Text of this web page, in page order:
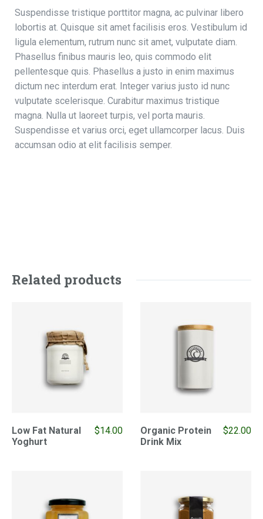
Suspendisse tristique porttitor magna, ac pulvinar libero
lobortis at. Quisque sit amet facilisis eros. Vestibulum id
ligula elementum, rutrum nunc sit amet, vulputate diam.
Phasellus finibus mauris leo, quis commodo elit
pellentesque quis. Phasellus a justo in enim maximus
dictum nec interdum erat. Integer varius justo id nunc
vulputate scelerisque. Curabitur maximus tristique
magna. Nulla ut laoreet turpis, vel porta mauris.
Suspendisse et varius orci, eget ullamcorper lacus. Duis
accumsan odio at elit facilisis semper.
Related products
Low Fat Natural
Yoghurt
$14.00
Organic Protein
Drink Mix
$22.00